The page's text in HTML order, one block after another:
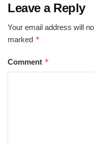
Leave a Reply
Your email address will
marked *
Comment *